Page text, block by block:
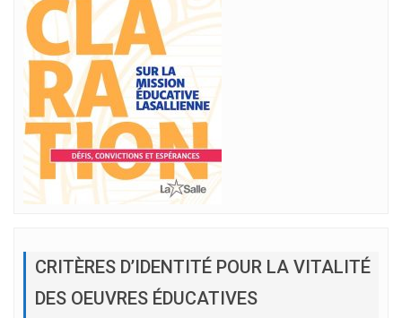
CRITÈRES D’IDENTITÉ POUR LA VITALITÉ
DES OEUVRES ÉDUCATIVES